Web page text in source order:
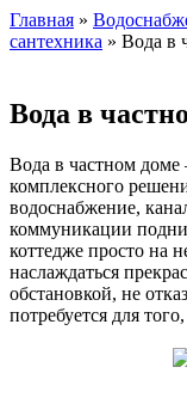
Главная »
сантехника » Вода в
Вода в
Вода в частном доме
комплексного
водоснабжение,
коммуникации
коттедже просто на
наслаждаться
обстановкой, не
потребуется для